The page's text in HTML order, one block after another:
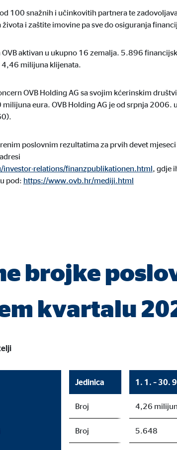
od 100 snažnih i učinkovitih partnera te
i zaštite imovine pa sve do osiguranja
aktivan u ukupno 16 zemalja. 5.896
milijuna klijenata.
OVB Holding AG sa svojim kćerinskim
milijuna eura. OVB Holding AG je od srpnja
poslovnim rezultatima za prvih devet
relations/finanzpublikationen.html, gdje
pod: https://www.ovb.hr/mediji.html
brojke
kvartalu
Jedinica 1. 1. – 30.
Broj 4,26
Broj 5.648
ad campaign
i kartama standardno su blokirani. Ako se prihvate
youtube
Google Ireland Ltd.
google_maps
Integracija interaktivih Google karata